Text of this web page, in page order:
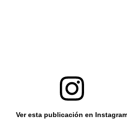
Ver esta publicación en